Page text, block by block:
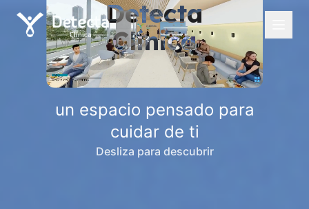
un espacio pensado para
cuidar de ti
Desliza para descubrir
Detecta
Clínica
tu bienestar